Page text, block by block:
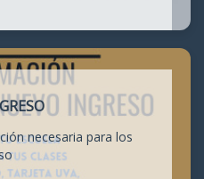
necesaria para los